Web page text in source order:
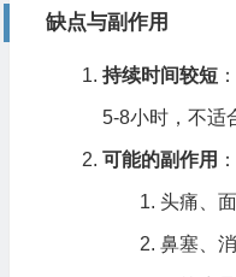
缺点与副作用
持续时间较短
5-8小时，不适
可能的副作用 ：
头痛、
鼻塞、